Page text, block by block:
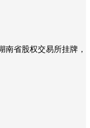
省股权交易所挂牌，